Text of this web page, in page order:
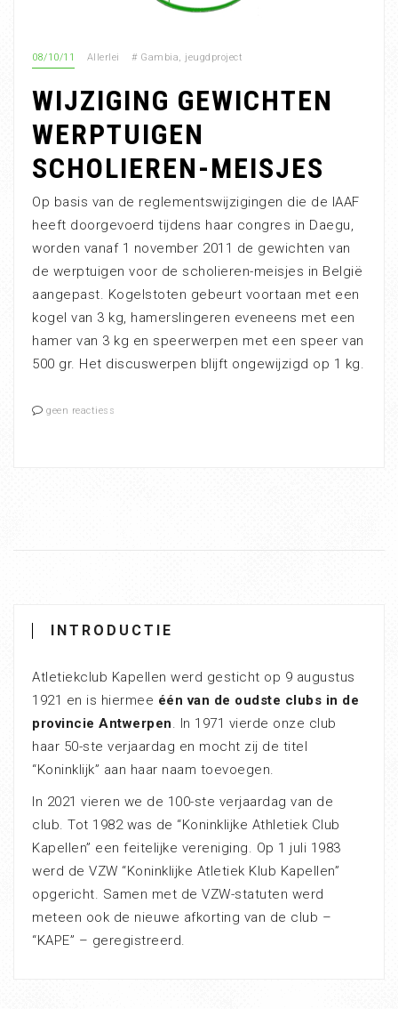
08/10/11 Allerlei # Gambia, jeugdproject
WIJZIGING GEWICHTEN
WERPTUIGEN
SCHOLIEREN-MEISJES
Op basis van de reglementswijzigingen die de IAAF
heeft doorgevoerd tijdens haar congres in Daegu,
worden vanaf 1 november 2011 de gewichten van
de werptuigen voor de scholieren-meisjes in België
aangepast. Kogelstoten gebeurt voortaan met een
kogel van 3 kg, hamerslingeren eveneens met een
hamer van 3 kg en speerwerpen met een speer van
500 gr. Het discuswerpen blijft ongewijzigd op 1 kg.
geen reactiess
INTRODUCTIE
Atletiekclub Kapellen werd gesticht op 9 augustus
1921 en is hiermee één van de oudste clubs in de
provincie Antwerpen. In 1971 vierde onze club
haar 50-ste verjaardag en mocht zij de titel
“Koninklijk” aan haar naam toevoegen.
In 2021 vieren we de 100-ste verjaardag van de
club. Tot 1982 was de “Koninklijke Athletiek Club
Kapellen” een feitelijke vereniging. Op 1 juli 1983
werd de VZW “Koninklijke Atletiek Klub Kapellen”
opgericht. Samen met de VZW-statuten werd
meteen ook de nieuwe afkorting van de club –
“KAPE” – geregistreerd.